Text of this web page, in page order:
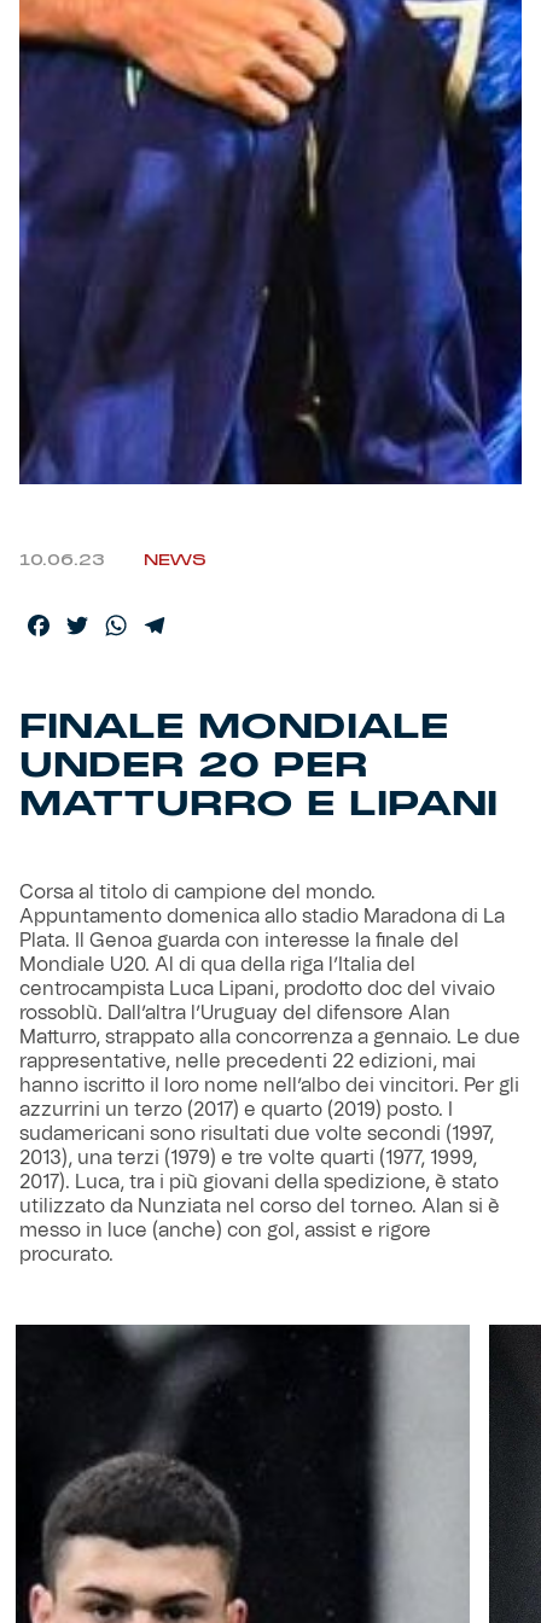
Robe di Kappa x Genoa
Vintage Collection
Red&Blue Voices
Kids
Party
Outlet
Gift Card Online Store
Fortissimo batte il mio cuor
10.06.23 NEWS
Facebook
TwitterWhatsApp
FINALE MONDIALE
UNDER 20 PER
MATTURRO E LIPANI
Corsa al titolo di campione del mondo.
Appuntamento domenica allo stadio Maradona di La
Plata. Il Genoa guarda con interesse la finale del
Mondiale U20. Al di qua della riga l’Italia del
centrocampista Luca Lipani, prodotto doc del vivaio
rossoblù. Dall’altra l’Uruguay del difensore Alan
Matturro, strappato alla concorrenza a gennaio. Le due
rappresentative, nelle precedenti 22 edizioni, mai
hanno iscritto il loro nome nell’albo dei vincitori. Per gli
azzurrini un terzo (2017) e quarto (2019) posto. I
sudamericani sono risultati due volte secondi (1997,
2013), una terzi (1979) e tre volte quarti (1977, 1999,
2017). Luca, tra i più giovani della spedizione, è stato
utilizzato da Nunziata nel corso del torneo. Alan si è
messo in luce (anche) con gol, assist e rigore
procurato.